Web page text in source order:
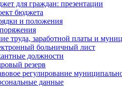
для граждан: презентации
бюджета
и положения
труда, заработной платы и
больничный лист
должности
резерв
регулирование
данные